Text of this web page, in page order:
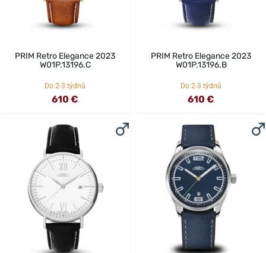
PRIM Retro Elegance 2023
W01P.13196.C
Do 2-3 týdnů
610 €
PRIM Retro Elegance 2023
W01P.13196.B
Do 2-3 týdnů
610 €